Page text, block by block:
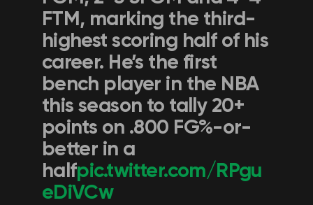
FTM, marking the third-
highest scoring half of his
career. He’s the first
bench player in the NBA
this season to tally 20+
points on .800 FG%-or-
better in a
halfpic.twitter.com/RPgu
eDiVCw